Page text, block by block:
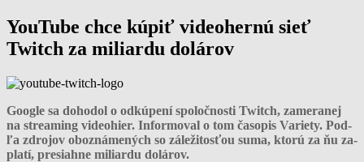
YouTube chce kúpiť videohernú sieť
Twitch za miliardu dolárov
Goog­le sa do­ho­dol o od­kú­pe­ní spo­loč­nos­ti Twitch, za­me­ra­nej
na strea­ming vi­deohier. In­for­mo­val o tom ča­so­pis Va­rie­ty. Pod­
ľa zdro­jov oboz­ná­me­ných so zá­le­ži­tos­ťou su­ma, kto­rú za ňu za­
pla­tí, pre­siah­ne mi­liar­du do­lá­rov.